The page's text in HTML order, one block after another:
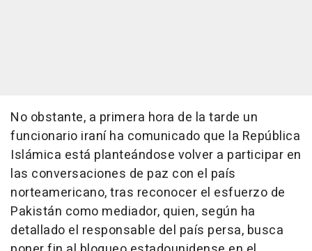
No obstante, a primera hora de la tarde un
funcionario iraní ha comunicado que la República
Islámica está planteándose volver a participar en
las conversaciones de paz con el país
norteamericano, tras reconocer el esfuerzo de
Pakistán como mediador, quien, según ha
detallado el responsable del país persa, busca